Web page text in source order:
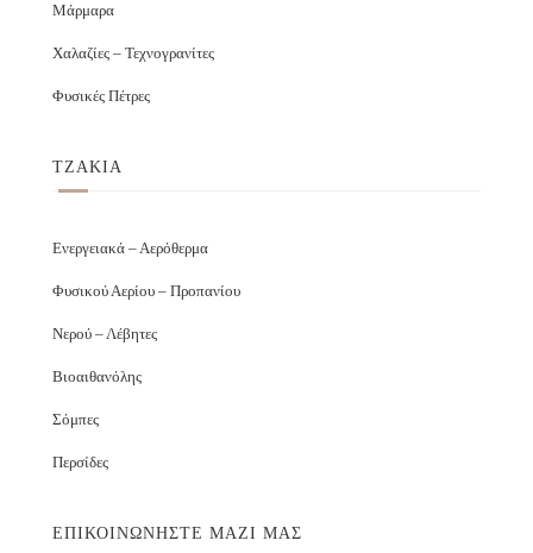
Μάρμαρα
Χαλαζίες – Τεχνογρανίτες
Φυσικές Πέτρες
ΤΖΑΚΙΑ
Ενεργειακά – Αερόθερμα
Φυσικού Αερίου – Προπανίου
Νερού – Λέβητες
Βιοαιθανόλης
Σόμπες
Περσίδες
ΕΠΙΚΟΙΝΩΝΉΣΤΕ ΜΑΖΊ ΜΑΣ